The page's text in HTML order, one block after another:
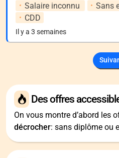
Salaire inconnu
Sans
CDD
Il y a 3 semaines
Des offres
On vous montre d’abord les
décrocher: sans diplôme ou